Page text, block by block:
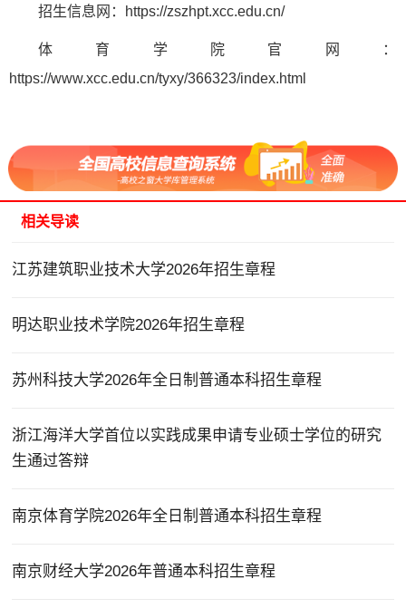
招生信息网：https://zszhpt.xcc.edu.cn/
体育学院官网：
https://www.xcc.edu.cn/tyxy/366323/index.html
相关导读
江苏建筑职业技术大学2026年招生章程
明达职业技术学院2026年招生章程
苏州科技大学2026年全日制普通本科招生章程
浙江海洋大学首位以实践成果申请专业硕士学位的研究
生通过答辩
南京体育学院2026年全日制普通本科招生章程
南京财经大学2026年普通本科招生章程